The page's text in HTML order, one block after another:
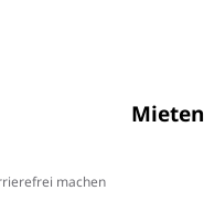
Mieten
machen